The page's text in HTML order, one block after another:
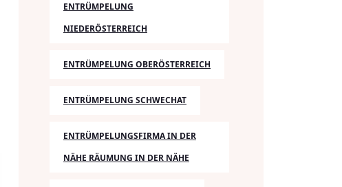
ENTRÜMPELUNG
NIEDERÖSTERREICH
ENTRÜMPELUNG OBERÖSTERREICH
ENTRÜMPELUNG SCHWECHAT
ENTRÜMPELUNGSFIRMA IN DER
NÄHE RÄUMUNG IN DER NÄHE